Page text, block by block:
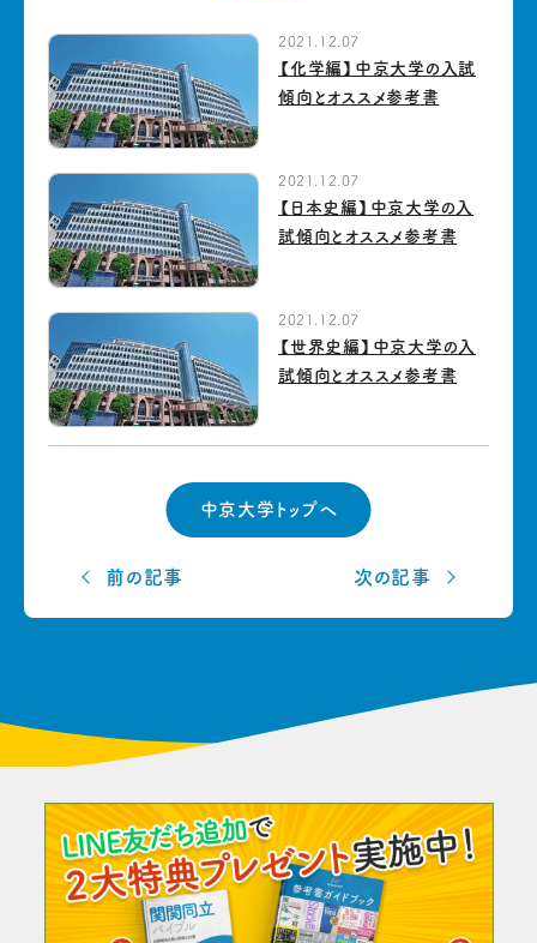
2021.12.07
【化学編】中京大学の入試
傾向とオススメ参考書
2021.12.07
【日本史編】中京大学の入
試傾向とオススメ参考書
2021.12.07
【世界史編】中京大学の入
試傾向とオススメ参考書
前の記事
中京大学トップへ
次の記事